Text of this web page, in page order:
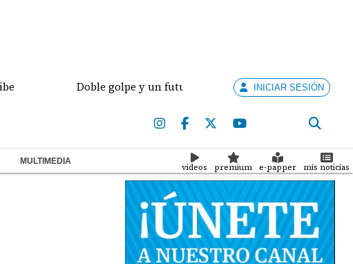
Doble golpe y un futuro por revisar Meduca activa
INICIAR SESIÓN
MULTIMEDIA
videos premium e-papper mis noticias